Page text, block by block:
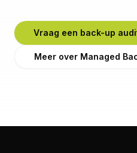
Vraag een back-up
Meer over Managed